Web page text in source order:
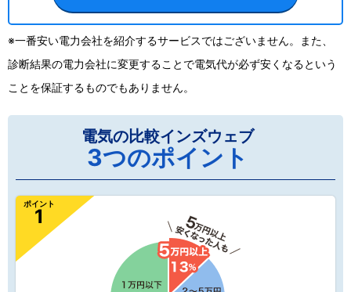
※一番安い電力会社を紹介するサービスではございません。また、
診断結果の電力会社に変更することで電気代が必ず安くなるという
ことを保証するものでもありません。
電気の比較インズウェブ
3つのポイント
ポイント
1